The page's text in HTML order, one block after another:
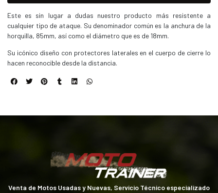
Este es sin lugar a dudas nuestro producto más resistente a
cualquier tipo de ataque. Su denominador común es la anchura de la
horquilla, 85mm, así como el diámetro que es de 18mm.
Su icónico diseño con protectores laterales en el cuerpo de cierre lo
hacen reconocible desde la distancia.
Venta de Motos Usadas y Nuevas, Servicio Técnico especializado